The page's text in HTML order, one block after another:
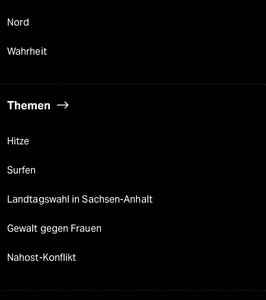
Nord
Wahrheit
Themen
Hitze
Surfen
Landtagswahl in Sachsen-Anhalt
Gewalt gegen Frauen
Nahost-Konflikt